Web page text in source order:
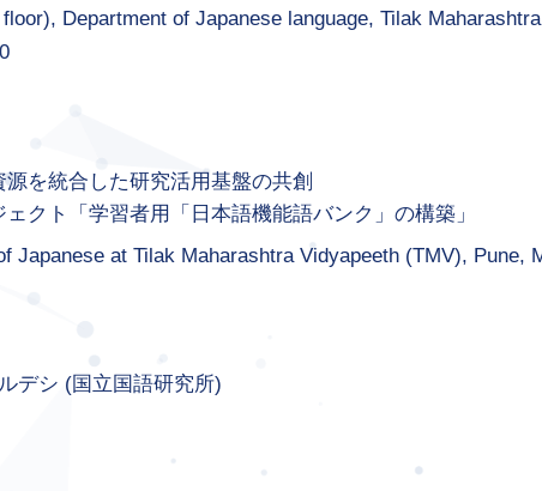
Department of Japanese language, Tilak
源を統合した研究活用基盤の共創
ェクト「学習者用「日本語機能語バンク」の構築」
Japanese at Tilak Maharashtra Vidyapeeth (TMV), Pune,
デシ (国立国語研究所)